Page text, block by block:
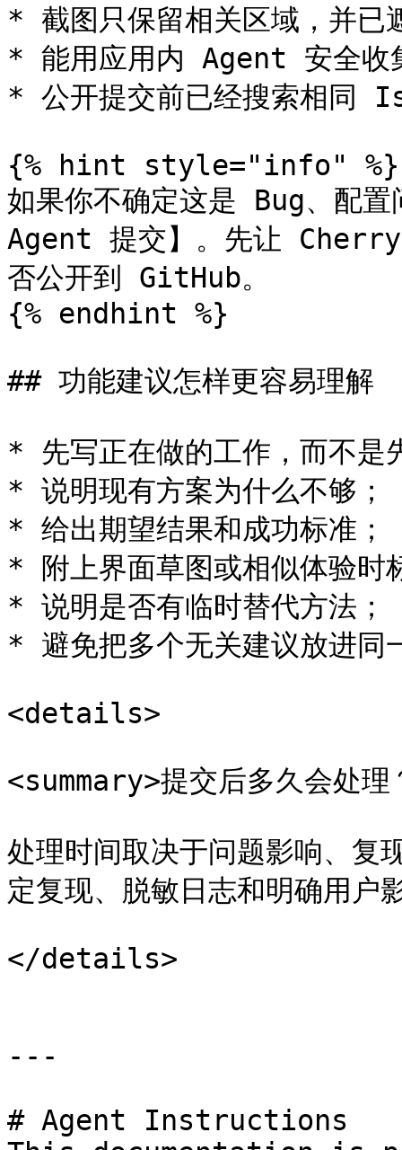
* 截图只保留相关区域，并已
* 能用应用内 Agent 安全收
* 公开提交前已经搜索相同
{% hint style="info" %}
如果你不确定这是 Bug、配置
Agent 提交】。先让
否公开到 GitHub。
{% endhint %}
## 功能建议怎样更容易理解
* 先写正在做的工作，而不是
* 说明现有方案为什么不够；
* 给出期望结果和成功标准；
* 附上界面草图或相似体验时
* 说明是否有临时替代方法；
* 避免把多个无关建议放进
<details>
<summary>提交后多久会处
处理时间取决于问题影响、复
定复现、脱敏日志和明确用户
</details>
---
# Agent Instructions